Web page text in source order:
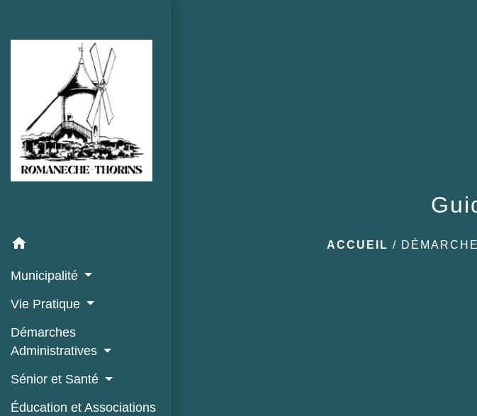
home
Municipalité
Vie Pratique
Démarches
Administratives
Sénior et Santé
Éducation et Associations
ACCUEIL /